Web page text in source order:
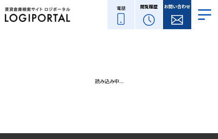
電話 閲覧履歴 お問い合わせ
読み込み中...